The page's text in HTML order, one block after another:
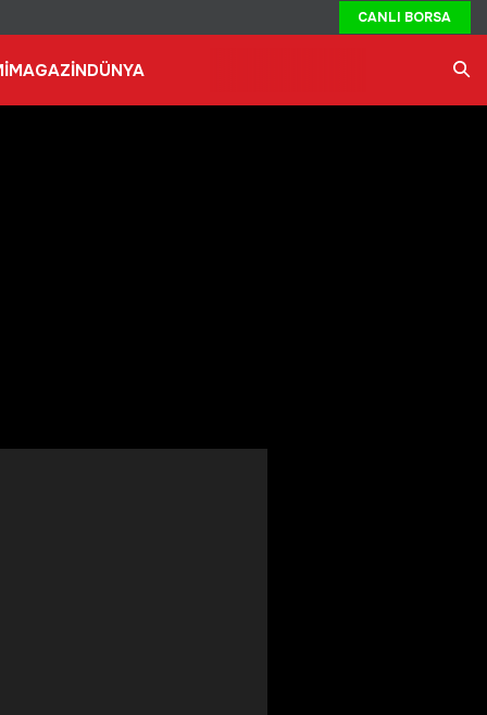
CANLI BORSA
MAGAZİNDÜNYA